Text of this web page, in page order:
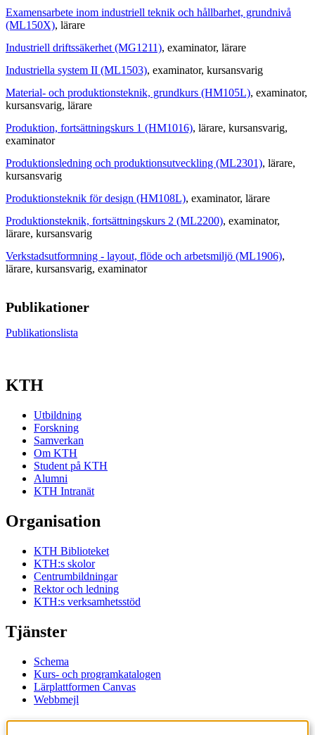
Examensarbete inom industriell teknik och hållbarhet, grundnivå
(ML150X), lärare
Industriell driftssäkerhet (MG1211), examinator, lärare
Industriella system II (ML1503), examinator, kursansvarig
Material- och produktionsteknik, grundkurs (HM105L), examinator,
kursansvarig, lärare
Produktion, fortsättningskurs 1 (HM1016), lärare, kursansvarig,
examinator
Produktionsledning och produktionsutveckling (ML2301), lärare,
kursansvarig
Produktionsteknik för design (HM108L), examinator, lärare
Produktionsteknik, fortsättningskurs 2 (ML2200), examinator,
lärare, kursansvarig
Verkstadsutformning - layout, flöde och arbetsmiljö (ML1906),
lärare, kursansvarig, examinator
Publikationer
Publikationslista
KTH
Utbildning
Forskning
Samverkan
Om KTH
Student på KTH
Alumni
KTH Intranät
Organisation
KTH Biblioteket
KTH:s skolor
Centrumbildningar
Rektor och ledning
KTH:s verksamhetsstöd
Tjänster
Schema
Kurs- och programkatalogen
Lärplattformen Canvas
Webbmejl
Kontakt